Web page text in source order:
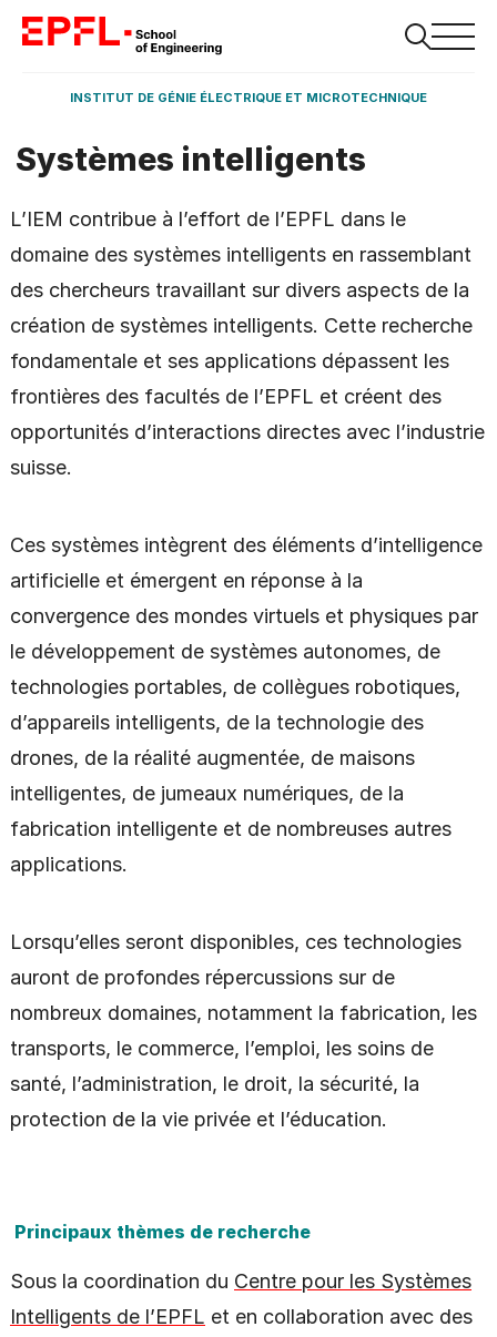
INSTITUT DE GÉNIE ÉLECTRIQUE ET MICROTECHNIQUE
Systèmes intelligents
L’IEM contribue à l’effort de l’EPFL dans le
domaine des systèmes intelligents en rassemblant
des chercheurs travaillant sur divers aspects de la
création de systèmes intelligents. Cette recherche
fondamentale et ses applications dépassent les
frontières des facultés de l’EPFL et créent des
opportunités d’interactions directes avec l’industrie
suisse.
Ces systèmes intègrent des éléments d’intelligence
artificielle et émergent en réponse à la
convergence des mondes virtuels et physiques par
le développement de systèmes autonomes, de
technologies portables, de collègues robotiques,
d’appareils intelligents, de la technologie des
drones, de la réalité augmentée, de maisons
intelligentes, de jumeaux numériques, de la
fabrication intelligente et de nombreuses autres
applications.
Lorsqu’elles seront disponibles, ces technologies
auront de profondes répercussions sur de
nombreux domaines, notamment la fabrication, les
transports, le commerce, l’emploi, les soins de
santé, l’administration, le droit, la sécurité, la
protection de la vie privée et l’éducation.
Principaux thèmes de recherche
Sous la coordination du Centre pour les Systèmes
Intelligents de l’EPFL et en collaboration avec des